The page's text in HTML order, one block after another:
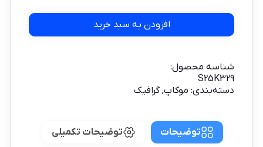
افزودن به سبد خرید
شناسه محصول:
S25K329
دسته‌بندی: موکاپ,گرافیک
توضیحات توضیحات تکمیلی